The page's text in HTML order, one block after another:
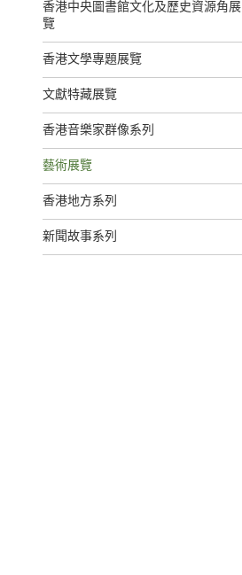
香港中央圖書館文化及歷史資源角展
覽
香港文學專題展覽
文獻特藏展覽
香港音樂家群像系列
藝術展覽
香港地方系列
新聞故事系列